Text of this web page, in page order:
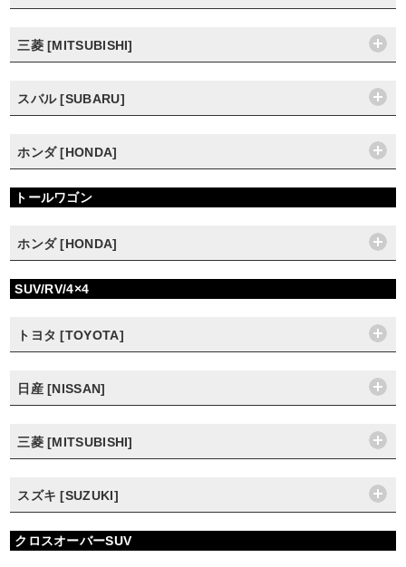
三菱 [MITSUBISHI]
スバル [SUBARU]
ホンダ [HONDA]
トールワゴン
ホンダ [HONDA]
SUV/RV/4×4
トヨタ [TOYOTA]
日産 [NISSAN]
三菱 [MITSUBISHI]
スズキ [SUZUKI]
クロスオーバーSUV